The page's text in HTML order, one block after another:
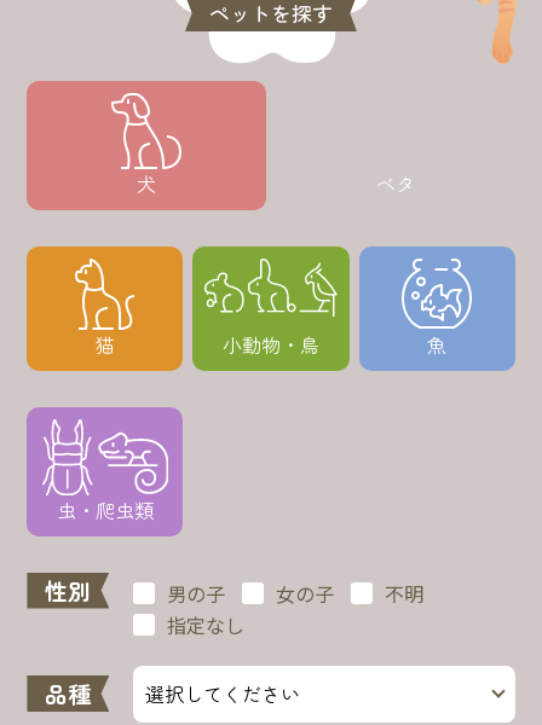
ペットを探す
犬 ベタ
猫 小動物・鳥 魚
虫・爬虫類
性別 男の子 女の子
不明
指定なし
品種